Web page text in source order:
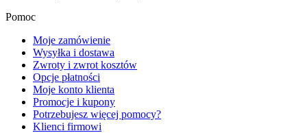
Pomoc
Moje zamówienie
Wysyłka i dostawa
Zwroty i zwrot kosztów
Opcje płatności
Moje konto klienta
Promocje i kupony
Potrzebujesz więcej pomocy?
Klienci firmowi